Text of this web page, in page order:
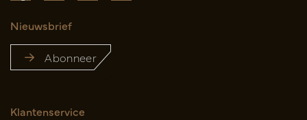
Nieuwsbrief
Abonneer
Klantenservice